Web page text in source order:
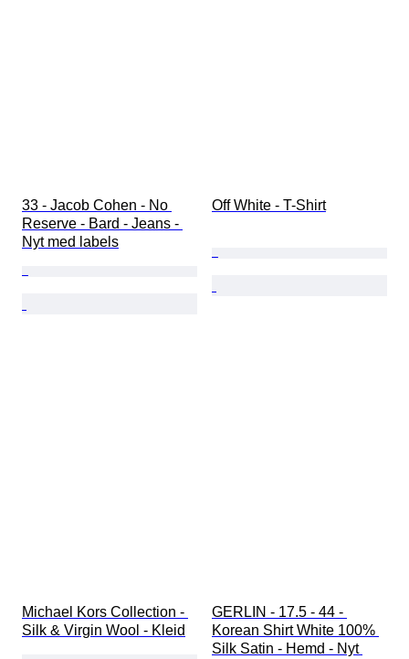
33 - Jacob Cohen - No
Reserve - Bard - Jeans -
Nyt med labels
Off White - T-Shirt
Michael Kors Collection -
Silk & Virgin Wool - Kleid
GERLIN - 17.5 - 44 -
Korean Shirt White 100%
Silk Satin - Hemd - Nyt